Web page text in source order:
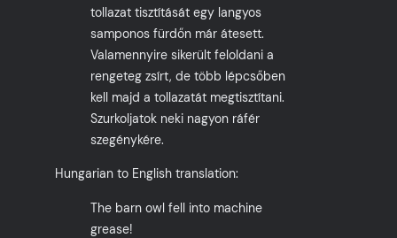
tollazat tisztítását egy langyos
samponos fürdőn már átesett.
Valamennyire sikerült feloldani a
rengeteg zsírt, de több lépcsőben
kell majd a tollazatát megtisztítani.
Szurkoljatok neki nagyon ráfér
szegénykére.
Hungarian to English translation:
The barn owl fell into machine
grease!